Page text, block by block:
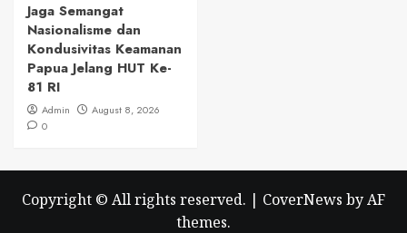
Jaga Semangat
Nasionalisme dan
Kondusivitas Keamanan
Papua Jelang HUT Ke-
81 RI
Admin
August 8, 2026
0
Copyright © All rights reserved. | CoverNews by AF
themes.